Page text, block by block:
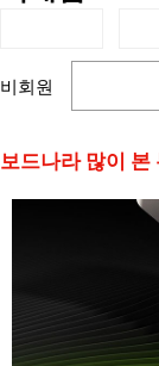
비회원
보드나라 많이 본